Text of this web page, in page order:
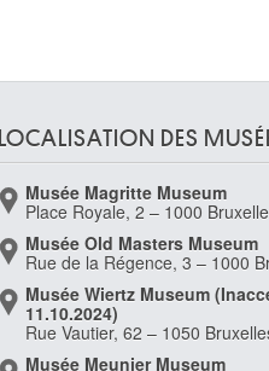
LOCALISATION DES
Musée Magritte Museum
Place Royale, 2 – 1000
Musée Old Masters Museum
Rue de la Régence, 3 – 1000
Musée Wiertz Museum
11.10.2024)
Rue Vautier, 62 – 1050
Musée Meunier Museum